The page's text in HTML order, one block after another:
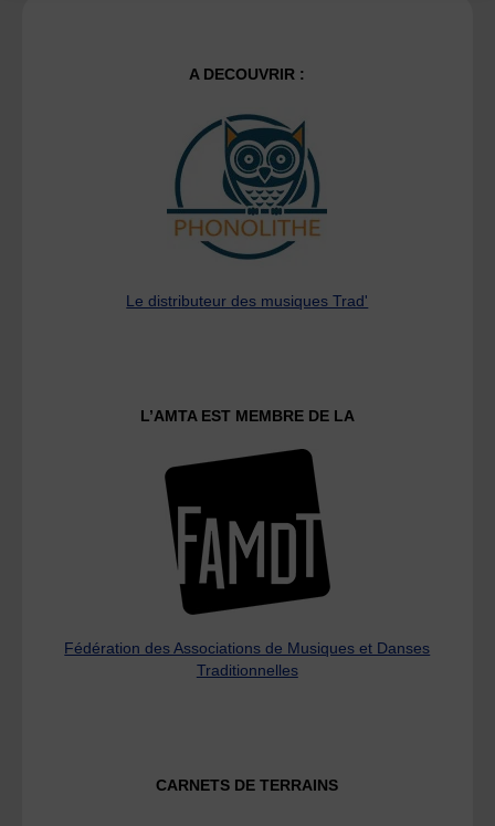
A DECOUVRIR :
Le distributeur des musiques Trad'
L’AMTA EST MEMBRE DE LA
Fédération des Associations de Musiques et Danses
Traditionnelles
CARNETS DE TERRAINS